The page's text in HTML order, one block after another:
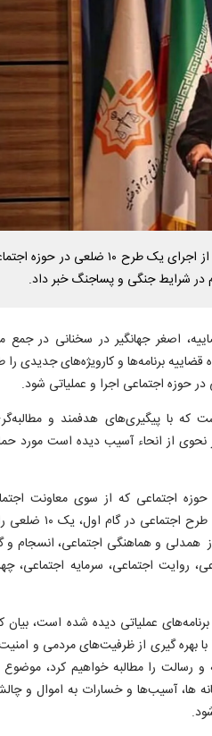
معاون اجتماعی و پیشگیری از وقوع جرم قوه قضاییه از اجرای یک طرح ۱۰ ضلعی در
شرایط جنگی و پساجنگ خبر داد.
اصغر جهانگیر در سخنانی در جمع
برنامه‌ها و کارویژه‌های جدیدی
حوزه اجتماعی اجرا و عملیاتی شود.
که با پیگیری‌های هدفمند و
از انحاء آسیب دیده است مورد
حوزه اجتماعی که از سوی معاونت
پیشگیری از وقوع جرم دنبال می‌شود، اظهار داشت:
همدلی و هماهنگی اجتماعی، انسجام و
روایت اجتماعی، سرمایه اجتماعی،
عملیاتی دیده شده است، بیان
با بهره گیری از ظرفیت‌های مردمی و
و رسالت را مطالبه خواهیم کرد،
ها، آسیب‌ها و خسارات به اموال و